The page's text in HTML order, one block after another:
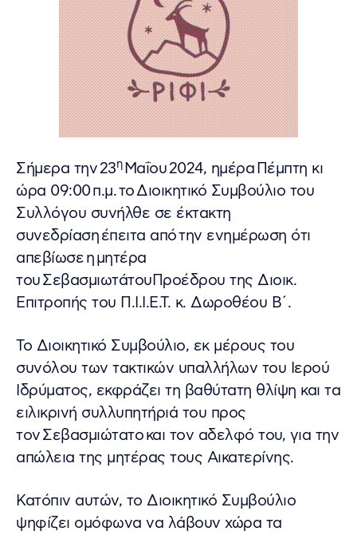
Σήμερα την 23ηΜαΐου 2024, ημέρα Πέμπτη κι
ώρα 09:00 π.μ. το Διοικητικό Συμβούλιο του
Συλλόγου συνήλθε σε έκτακτη
συνεδρίαση έπειτα από την ενημέρωση ότι
απεβίωσε η μητέρα
του ΣεβασμιωτάτουΠροέδρου της Διοικ.
Επιτροπής του Π.Ι.Ι.Ε.Τ. κ. Δωροθέου Β΄.
Το Διοικητικό Συμβούλιο, εκ μέρους του
συνόλου των τακτικών υπαλλήλων του Ιερού
Ιδρύματος, εκφράζει τη βαθύτατη θλίψη και τα
ειλικρινή συλλυπητήριά του προς
τον Σεβασμιώτατο και τον αδελφό του, για την
απώλεια της μητέρας τους Αικατερίνης.
Κατόπιν αυτών, το Διοικητικό Συμβούλιο
ψηφίζει ομόφωνα να λάβουν χώρα τα